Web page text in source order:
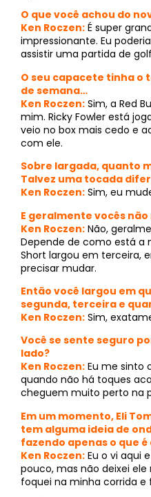
O que você achou do
Ken Roczen: É super
impressionante. Eu
assistir uma partida de
O seu capacete tinha o
de semana…
Ken Roczen: Sim, a Red
mim. Ricky Fowler está
veio no box mais cedo e
com ele.
Sobre largada, quanto
Talvez uma tocada
Ken Roczen: Sim, eu
E geralmente vocês
Ken Roczen: Não,
Depende de como está a
Short largou em terceira,
precisar mudar.
Então você largou em
segunda, terceira e
Ken Roczen: Sim,
Você se sente seguro
lado?
Ken Roczen: Eu me sinto
quando não há toques
cheguem muito perto na
Em um momento, Eli
tem alguma ideia de
fazendo apenas o que
Ken Roczen: Eu o vi aqui
pouco, mas não deixei ele
foquei na minha corrida